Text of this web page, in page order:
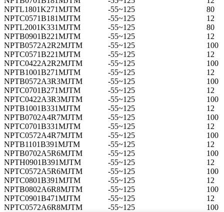
NPTL1801K271MJTM
-55~125
80
NPTC0571B181MJTM
-55~125
12
NPTL2001K331MJTM
-55~125
80
NPTB0901B221MJTM
-55~125
12
NPTB0572A2R2MJTM
-55~125
100
NPTC0571B221MJTM
-55~125
12
NPTC0422A2R2MJTM
-55~125
100
NPTB1001B271MJTM
-55~125
12
NPTB0572A3R3MJTM
-55~125
100
NPTC0701B271MJTM
-55~125
12
NPTC0422A3R3MJTM
-55~125
100
NPTB1001B331MJTM
-55~125
12
NPTB0702A4R7MJTM
-55~125
100
NPTC0701B331MJTM
-55~125
12
NPTC0572A4R7MJTM
-55~125
100
NPTB1101B391MJTM
-55~125
12
NPTB0702A5R6MJTM
-55~125
100
NPTH0901B391MJTM
-55~125
12
NPTC0572A5R6MJTM
-55~125
100
NPTC0801B391MJTM
-55~125
12
NPTB0802A6R8MJTM
-55~125
100
NPTC0901B471MJTM
-55~125
12
NPTC0572A6R8MJTM
-55~125 100